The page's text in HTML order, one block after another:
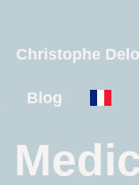
Christophe
Blog